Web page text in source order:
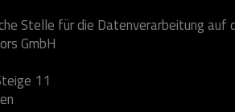
Stelle für die Datenverarbeitung auf
GmbH
11